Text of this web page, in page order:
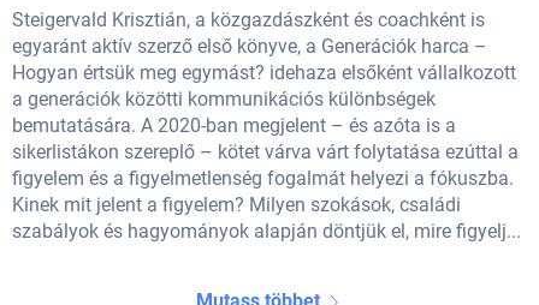
Steigervald Krisztián, a közgazdászként és coachként is
egyaránt aktív szerző első könyve, a Generációk harca –
Hogyan értsük meg egymást? idehaza elsőként vállalkozott
a generációk közötti kommunikációs különbségek
bemutatására. A 2020-ban megjelent – és azóta is a
sikerlistákon szereplő – kötet várva várt folytatása ezúttal a
figyelem és a figyelmetlenség fogalmát helyezi a fókuszba.
Kinek mit jelent a figyelem? Milyen szokások, családi
szabályok és hagyományok alapján döntjük el, mire figyelj...